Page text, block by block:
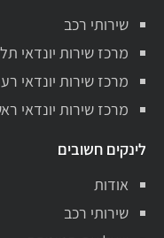
שירותי רכב
מרכז שירות יונדאי
מרכז שירות יונדאי
מרכז שירות יונדאי
לינקים חשובים
אודות
שירותי רכב